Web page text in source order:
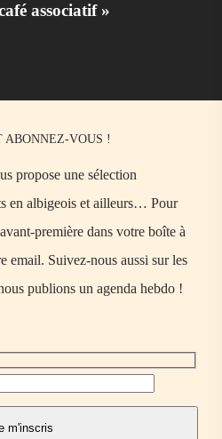
associatif »
ABONNEZ-VOUS !
propose une sélection
en albigeois et ailleurs… Pour
première dans votre boîte à
email. Suivez-nous aussi sur les
publions un agenda hebdo !